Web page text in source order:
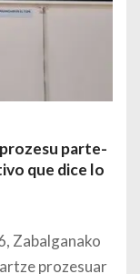
parte-
que dice lo
Zabalganako
prozesuar